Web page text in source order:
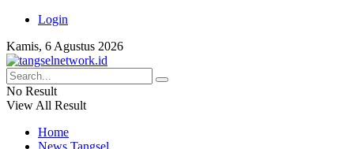
Login
Kamis, 6 Agustus 2026
No Result
View All Result
Home
News Tangsel